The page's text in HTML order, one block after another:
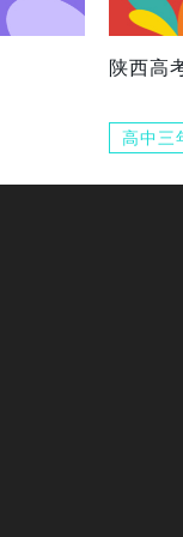
陕西高
高中三